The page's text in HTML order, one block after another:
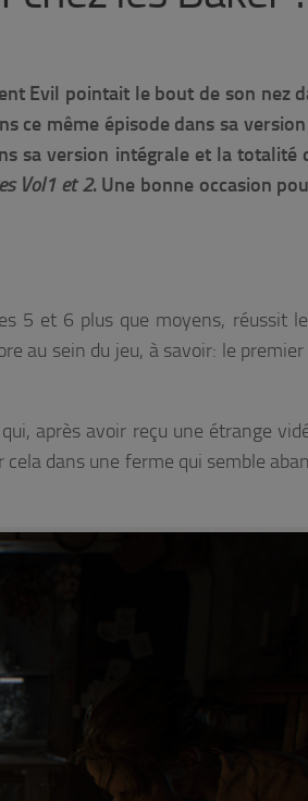
Evil pointait le bout de son nez
ce même épisode dans sa
sa version intégrale et la totalité
Vol1 et 2. Une bonne occasion
5 et 6 plus que moyens, réussit
au sein du jeu, à savoir: le premier
après avoir reçu une étrange
dans une ferme qui semble